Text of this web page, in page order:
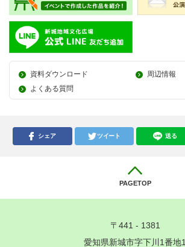
資料ダウンロード
周辺情報
よくある質問
シェア ツイート 送る
PAGETOP
〒441 - 1381
愛知県新城市字下川1番地1